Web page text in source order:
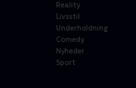
Reality
Livsstil
Underholdning
Comedy
Nyheder
Sport